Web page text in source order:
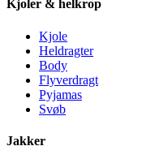
Kjoler & helkrop
Kjole
Heldragter
Body
Flyverdragt
Pyjamas
Svøb
Jakker